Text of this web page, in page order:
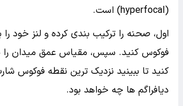
(hyperfocal) است.
اول، صحنه را ترکیب بندی کرده و لنز خود
فوکوس کنید. سپس، مقیاس عمق میدان را
کنید تا ببینید نزدیک ترین نقطه فوکوس
دیافراگم ها چه خواهد بود.